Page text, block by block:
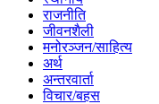
राजनीति
जीवनशैली
मनोरञ्जन/साहित्य
अर्थ
अन्तरवार्ता
विचार/बहस